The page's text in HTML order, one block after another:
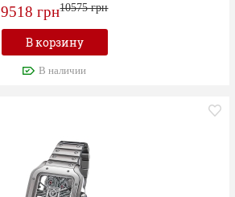
9518 грн10575 грн
В корзину
В наличии